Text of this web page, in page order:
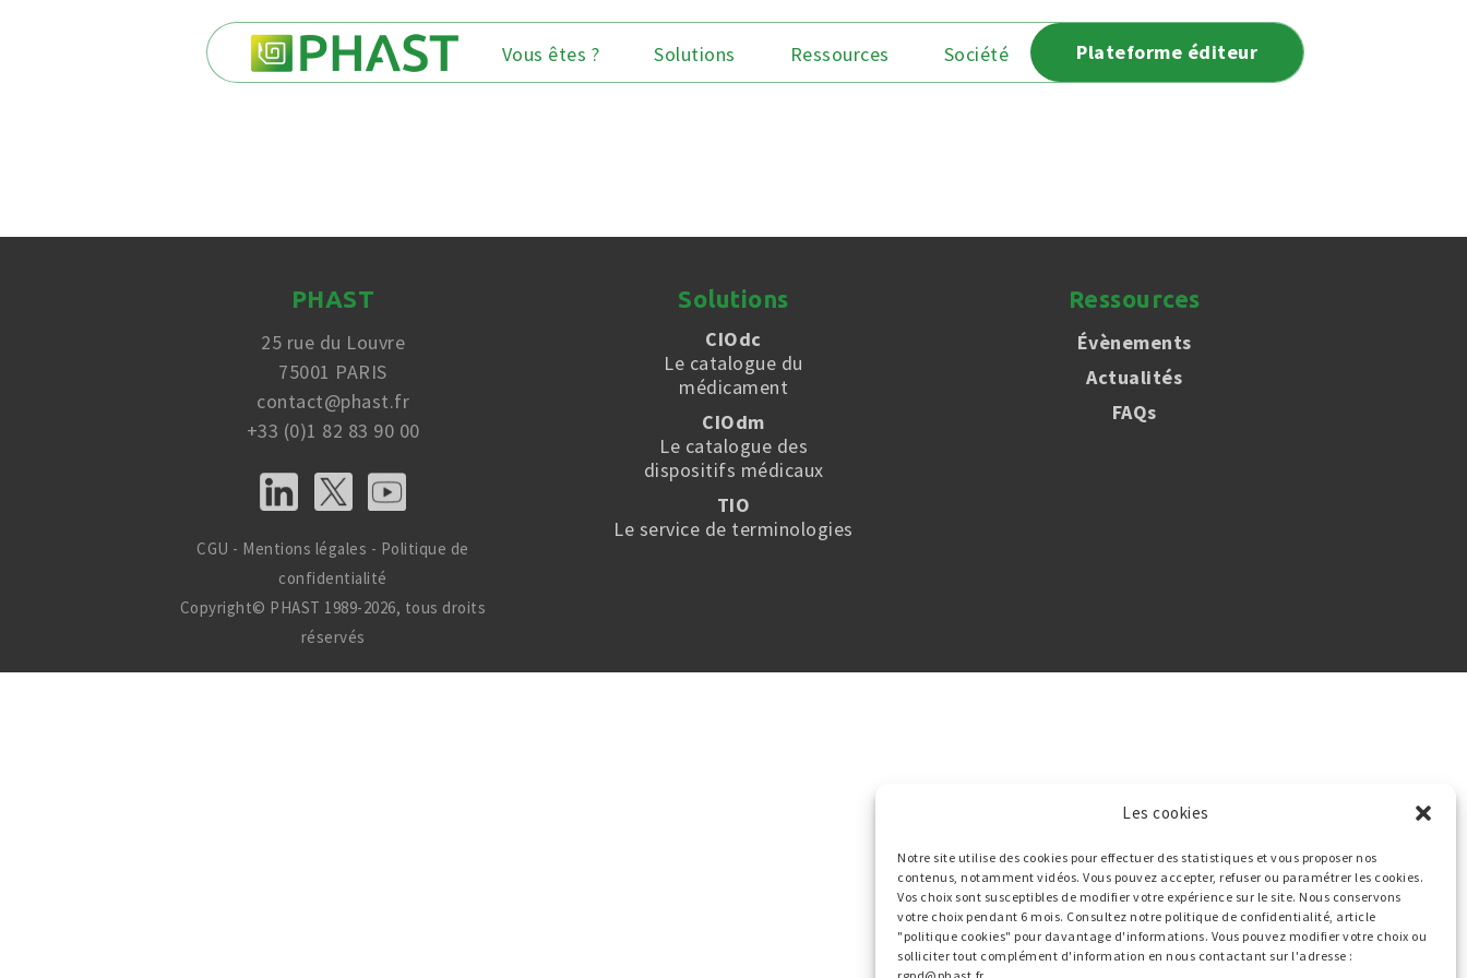
Les cookies
Notre site utilise des cookies pour effectuer des statistiques et vous proposer nos
contenus, notamment vidéos. Vous pouvez accepter, refuser ou paramétrer les cookies.
Vos choix sont susceptibles de modifier votre expérience sur le site. Nous conservons
votre choix pendant 6 mois. Consultez notre politique de confidentialité, article
"politique cookies" pour davantage d'informations. Vous pouvez modifier votre choix ou
solliciter tout complément d'information en nous contactant sur l'adresse :
Vous êtes ? Solutions Ressources Société Plateforme éditeur
PHAST
25 rue du Louvre
75001 PARIS
contact@phast.fr
+33 (0)1 82 83 90 00
CGU - Mentions légales - Politique de
confidentialité
Copyright© PHAST 1989-2026, tous droits
réservés
Solutions
CIOdc
Le catalogue du
médicament
CIOdm
Le catalogue des
dispositifs médicaux
TIO
Le service de terminologies
Ressources
Évènements
Actualités
FAQs